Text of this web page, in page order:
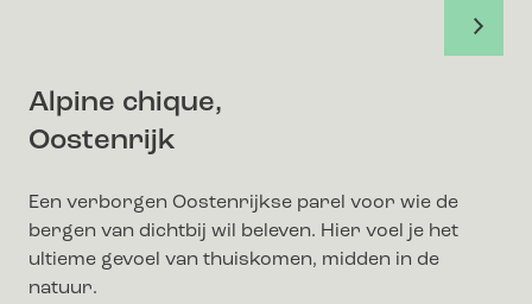
Alpine chique,
Oostenrijk
Een verborgen Oostenrijkse parel voor wie de
bergen van dichtbij wil beleven. Hier voel je het
ultieme gevoel van thuiskomen, midden in de
natuur.